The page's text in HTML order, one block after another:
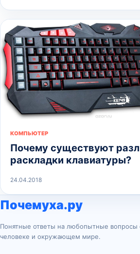
КОМПЬЮТЕР
Почему существуют
раскладки клавиатуры?
24.04.2018
Почемуха.ру
Понятные ответы на любопытные вопросы
человеке и окружающем мире.